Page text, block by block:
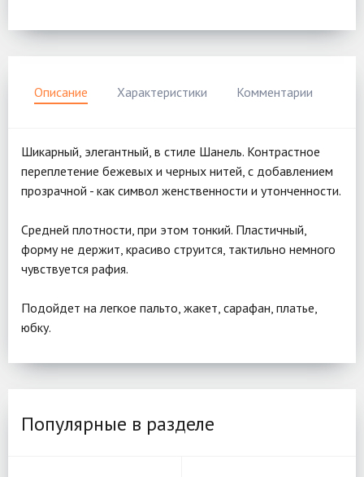
Описание Характеристики Комментарии
Шикарный, элегантный, в стиле Шанель. Контрастное
переплетение бежевых и черных нитей, с добавлением
прозрачной - как символ женственности и утонченности.
Средней плотности, при этом тонкий. Пластичный,
форму не держит, красиво струится, тактильно немного
чувствуется рафия.
Подойдет на легкое пальто, жакет, сарафан, платье,
юбку.
Популярные в разделе